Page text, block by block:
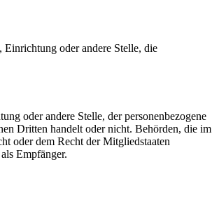
oder andere Stelle, die
oder andere Stelle, der personenbezogene
Dritten handelt oder nicht. Behörden, die im
oder dem Recht der Mitgliedstaaten
Empfänger.